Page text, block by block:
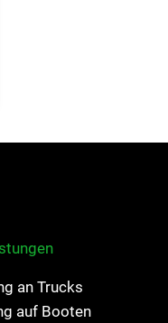
an Trucks
auf Booten